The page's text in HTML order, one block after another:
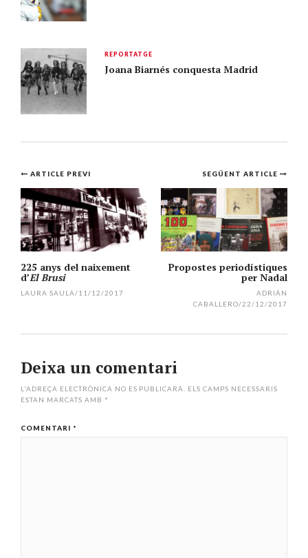
REPORTATGE
Joana Biarnés conquesta Madrid
Navegació
per
l'article
SEGÜENT ARTICLE
Propostes periodístiques
per Nadal
ADRIÁN
CABALLERO/22/12/2017
ARTICLE PREVI
225 anys del naixement
d’El Brusi
LAURA SAULA/11/12/2017
Deixa un comentari
L'ADREÇA ELECTRÒNICA NO ES PUBLICARÀ.
ELS CAMPS NECESSARIS
ESTAN MARCATS AMB *
COMENTARI *